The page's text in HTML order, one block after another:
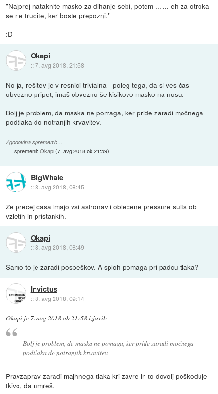
"Najprej nataknite masko za dihanje sebi, potem ... ... eh za otroka
se ne trudite, ker boste prepozni."
:D
Okapi
::7. avg 2018, 21:58
No ja, rešitev je v resnici trivialna - poleg tega, da si ves čas
obvezno pripet, imaš obvezno še kisikovo masko na nosu.
Bolj je problem, da maska ne pomaga, ker pride zaradi močnega
podtlaka do notranjih krvavitev.
Zgodovina sprememb…
spremenil:Okapi(7. avg 2018 ob 21:59)
BigWhale
::8. avg 2018, 08:45
Ze precej casa imajo vsi astronavti oblecene pressure suits ob
vzletih in pristankih.
Okapi
::8. avg 2018, 08:49
Samo to je zaradi pospeškov. A sploh pomaga pri padcu tlaka?
Invictus
::8. avg 2018, 09:14
Okapi je 7. avg 2018 ob 21:58izjavil:
Bolj je problem, da maska ne pomaga, ker pride zaradi močnega
podtlaka do notranjih krvavitev.
Pravzaprav zaradi majhnega tlaka kri zavre in to dovolj poškoduje
tkivo, da umreš.